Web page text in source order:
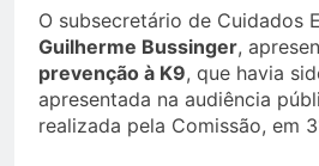
O subsecretário de Cuidados
Guilherme Bussinger,
prevenção à K9, que havia
apresentada na audiência
realizada pela Comissão, em